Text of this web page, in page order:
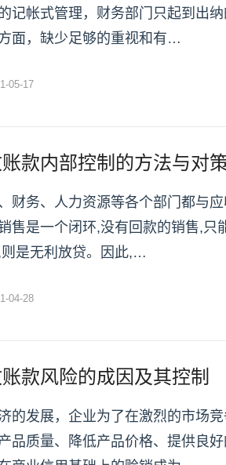
记帐式管理，财务部门只起到出
面，缺少足够的重视和有…
05-17
款内部控制的方法与对
财务、人力资源等各个部门都与
售是一个闭环,没有回款的销售,只
是无利放贷。因此,…
04-28
款风险的成因及其控制
的发展，企业为了在激烈的市场
品质量、降低产品价格、提供良